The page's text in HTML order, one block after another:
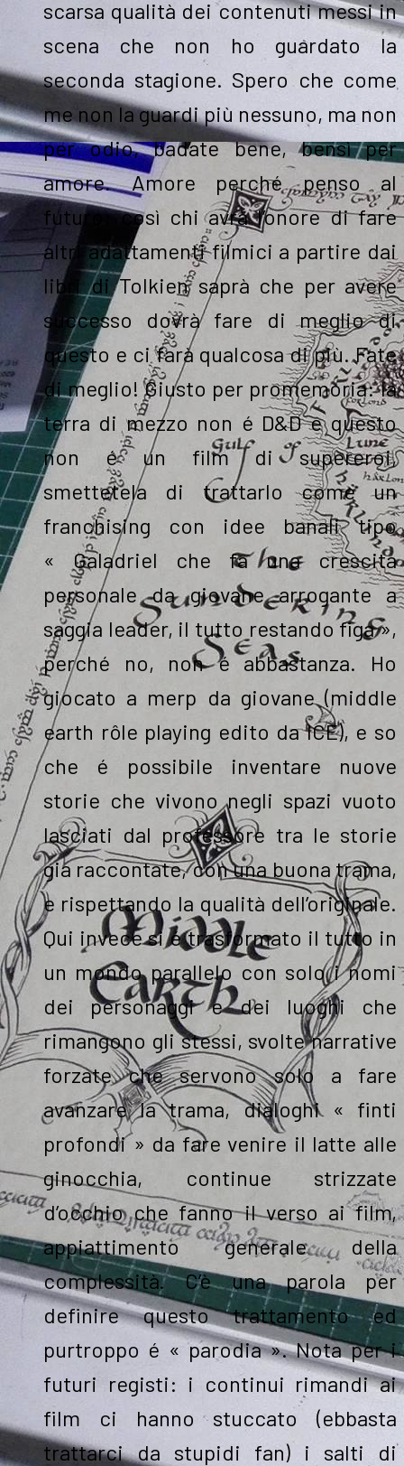
scarsa qualità dei contenuti messi in
scena che non ho guardato la
seconda stagione. Spero che come
me non la guardi più nessuno, ma non
per odio, badate bene, bensì per
amore. Amore perché penso al
futuro: così chi avrà l’onore di fare
altri adattamenti filmici a partire dai
libri di Tolkien saprà che per avere
successo dovrà fare di meglio di
questo e ci farà qualcosa di più. Fate
di meglio! Giusto per promemoria: la
terra di mezzo non é D&D e questo
non é un film di supereroi,
smettetela di trattarlo come un
franchising con idee banali tipo
« Galadriel che fa una crescita
personale da giovane arrogante a
saggia leader, il tutto restando figa »,
perché no, non é abbastanza. Ho
giocato a merp da giovane (middle
earth rôle playing edito da ICE), e so
che é possibile inventare nuove
storie che vivono negli spazi vuoto
lasciati dal professore tra le storie
gia raccontate, con una buona trama,
e rispettando la qualità dell’originale.
Qui invece si é trasformato il tutto in
un mondo parallelo con solo i nomi
dei personaggi e dei luoghi che
rimangono gli stessi, svolte narrative
forzate che servono solo a fare
avanzare la trama, dialoghi « finti
profondi » da fare venire il latte alle
ginocchia, continue strizzate
d’occhio che fanno il verso ai film,
appiattimento generale della
complessità. C’è una parola per
definire questo trattamento ed
purtroppo é « parodia ». Nota per i
futuri registi: i continui rimandi ai
film ci hanno stuccato (ebbasta
trattarci da stupidi fan) i salti di